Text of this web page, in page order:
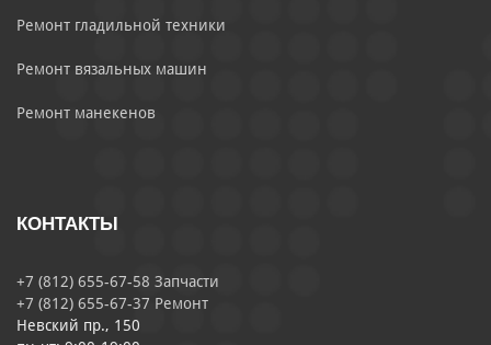
Ремонт гладильной техники
Ремонт вязальных машин
Ремонт манекенов
КОНТАКТЫ
+7 (812) 655-67-58 Запчасти
+7 (812) 655-67-37 Ремонт
Невский пр., 150